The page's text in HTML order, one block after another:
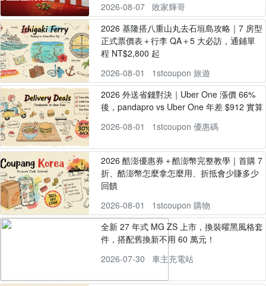
2026-08-07
敗家輝哥
2026 基隆搭八重山丸去石垣島攻略｜7 房型
正式票價表＋行李 QA＋5 大必訪，通鋪單
程 NT$2,800 起
2026-08-01
1stcoupon 旅遊
2026 外送省錢對決｜Uber One 漲價 66%
後，pandapro vs Uber One 年差 $912 實算
2026-08-01
1stcoupon 優惠碼
2026 酷澎優惠券＋酷澎幣完整教學｜首購 7
折、酷澎幣怎麼拿怎麼用、折抵會少賺多少
回饋
2026-08-01
1stcoupon 購物
全新 27 年式 MG ZS 上市，換裝曜黑風格套
件，搭配舊換新不用 60 萬元！
2026-07-30
車主充電站